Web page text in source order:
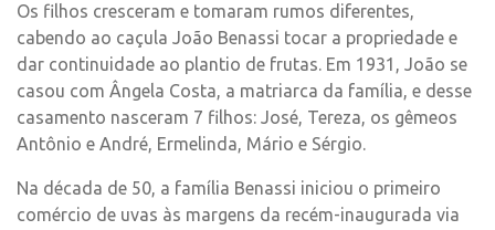
Os filhos cresceram e tomaram rumos diferentes,
cabendo ao caçula João Benassi tocar a propriedade e
dar continuidade ao plantio de frutas. Em 1931, João se
casou com Ângela Costa, a matriarca da família, e desse
casamento nasceram 7 filhos: José, Tereza, os gêmeos
Antônio e André, Ermelinda, Mário e Sérgio.
Na década de 50, a família Benassi iniciou o primeiro
comércio de uvas às margens da recém-inaugurada via